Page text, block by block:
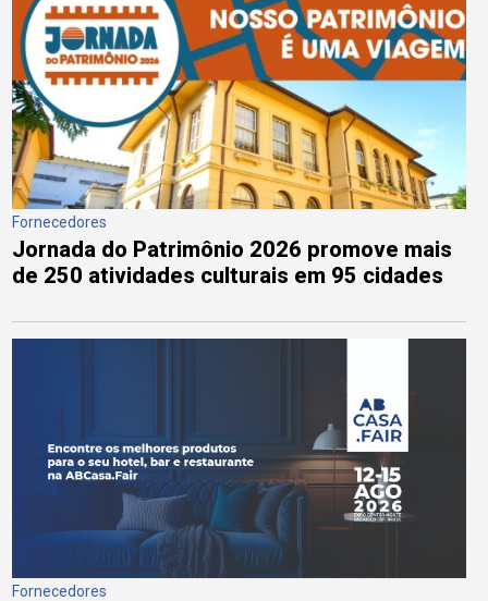
Fornecedores
Jornada do Patrimônio 2026 promove mais
de 250 atividades culturais em 95 cidades
Fornecedores